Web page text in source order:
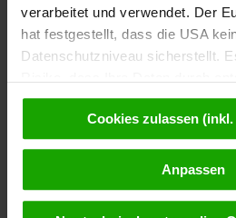
verarbeitet und verwendet. Der
hat festgestellt, dass die USA
Datenschutzniveau sicherstellt.
Anordnungen gegenüber den
Meta) dem Zugriff durch US-
Überwachungszwecken
wirksamen Rechtsbehelfe zur
Ihrem Klick auf „Cookies (inkl.
Cookies zulassen
Anpassen